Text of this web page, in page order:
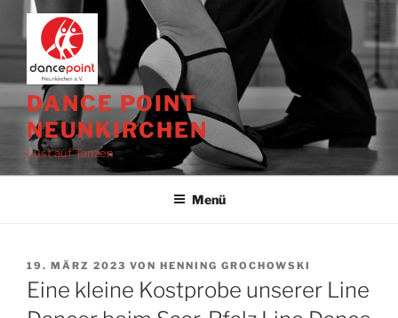
Zum
springen
DANCE POINT
NEUNKIRCHEN
Lust auf Tanzen
Menü
VERÖFFENTLICHT
AM
19. MÄRZ 2023 VON HENNING GROCHOWSKI
Eine kleine Kostprobe unserer Line